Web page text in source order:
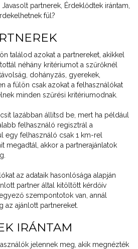
partnerek, Érdeklődtek irántam,
fül?
találod azokat a partnereket, akikkel
néhány kritériumot a szűrőknél
dohányzás, gyerekek,
a fülön csak azokat a felhasználókat
minden szűrési kritériumodnak.
lazábban állítsd be, mert ha például
felhasználó regisztrál a
egy felhasználó csak 1 km-rel
megadtál, akkor a partnerajánlatok
az adataik hasonlósága alapján
partner által kitöltött kérdőív
szempontotok van, annál
az ajánlott partnereket.
IRÁNTAM
jelennek meg, akik megnézték